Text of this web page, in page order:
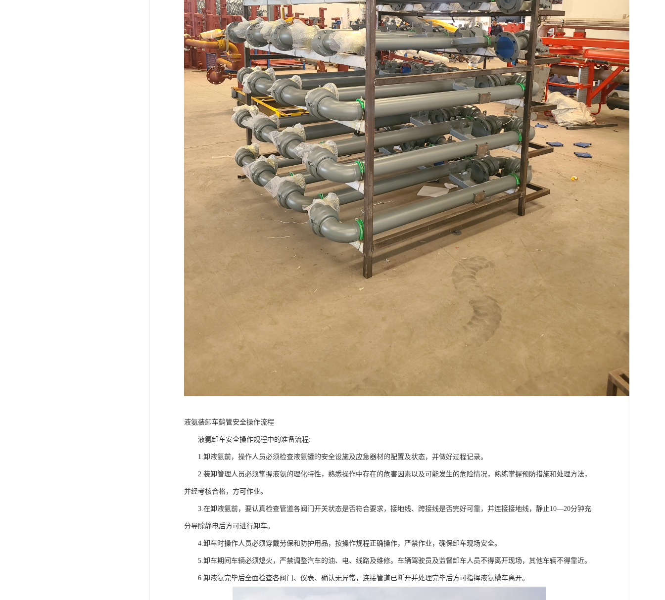
液氨装卸车鹤管安全操作流程
液氨卸车安全操作规程中的准备流程:
1.卸液氨前，操作人员必须检查液氨罐的安全设施及应急器材的配置及状态，并做好过程记录。
2.装卸管理人员必须掌握液氨的理化特性，熟悉操作中存在的危害因素以及可能发生的危险情况，熟练掌握预防措施和处理方法，
并经考核合格，方可作业。
3.在卸液氨前，要认真检查管道各阀门开关状态是否符合要求，接地线、跨接线是否完好可靠，并连接接地线，静止10—20分钟充
分导除静电后方可进行卸车。
4.卸车时操作人员必须穿戴劳保和防护用品，按操作规程正确操作，严禁作业，确保卸车现场安全。
5.卸车期间车辆必须熄火，严禁调整汽车的油、电、线路及维修。车辆驾驶员及监督卸车人员不得离开现场，其他车辆不得靠近。
6.卸液氨完毕后全面检查各阀门、仪表、确认无异常，连接管道已断开并处理完毕后方可指挥液氨槽车离开。